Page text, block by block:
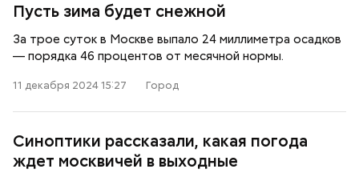
Пусть зима будет снежной
За трое суток в Москве выпало 24 миллиметра осадков
— порядка 46 процентов от месячной нормы.
11 декабря 2024 15:27 Город
Синоптики рассказали, какая погода
ждет москвичей в выходные